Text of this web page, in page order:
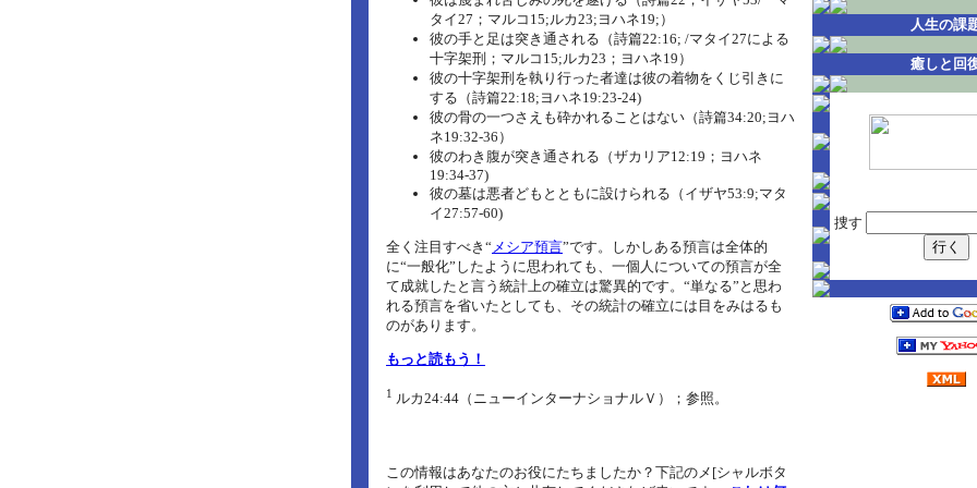
タイ27；マルコ15;ルカ23;ヨハネ19;）
彼の手と足は突き通される（詩篇22:16; /マタイ27による
十字架刑；マルコ15;ルカ23；ヨハネ19）
彼の十字架刑を執り行った者達は彼の着物をくじ引きに
する（詩篇22:18;ヨハネ19:23-24)
彼の骨の一つさえも砕かれることはない（詩篇34:20;ヨハ
ネ19:32-36）
彼のわき腹が突き通される（ザカリア12:19；ヨハネ
19:34-37)
彼の墓は悪者どもとともに設けられる（イザヤ53:9;マタ
イ27:57-60)
全く注目すべき“ メシア預言”です。しかしある預言は全体的
に“一般化”したように思われても、一個人についての預言が全
て成就したと言う統計上の確立は驚異的です。“単なる”と思わ
れる預言を省いたとしても、その統計の確立には目をみはるも
のがあります。
もっと読もう！
1 ルカ24:44（ニューインターナショナルＶ）；参照。
この情報はあなたのお役にたちましたか？下記のメ[シャルボタ
人生の課
癒しと回
捜す